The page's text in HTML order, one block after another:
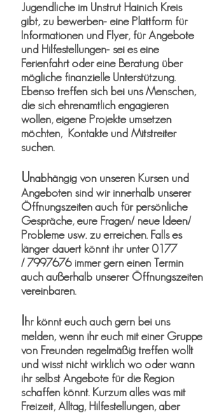
Jugendliche im Unstrut Hainich Kreis
gibt, zu bewerben- eine Plattform für
Informationen und Flyer, für Angebote
und Hilfestellungen- sei es eine
Ferienfahrt oder eine Beratung über
mögliche finanzielle Unterstützung.
Ebenso treffen sich bei uns Menschen,
die sich ehrenamtlich engagieren
wollen, eigene Projekte umsetzen
möchten, Kontakte und Mitstreiter
suchen.
Unabhängig von unseren Kursen und
Angeboten sind wir innerhalb unserer
Öffnungszeiten auch für persönliche
Gespräche, eure Fragen/ neue Ideen/
Probleme usw. zu erreichen. Falls es
länger dauert könnt ihr unter 0177
/7997676 immer gern einen Termin
auch außerhalb unserer Öffnungszeiten
vereinbaren.
Ihr könnt euch auch gern bei uns
melden, wenn ihr euch mit einer Gruppe
von Freunden regelmäßig treffen wollt
und wisst nicht wirklich wo oder wann
ihr selbst Angebote für die Region
schaffen könnt. Kurzum alles was mit
Freizeit, Alltag, Hilfestellungen, aber